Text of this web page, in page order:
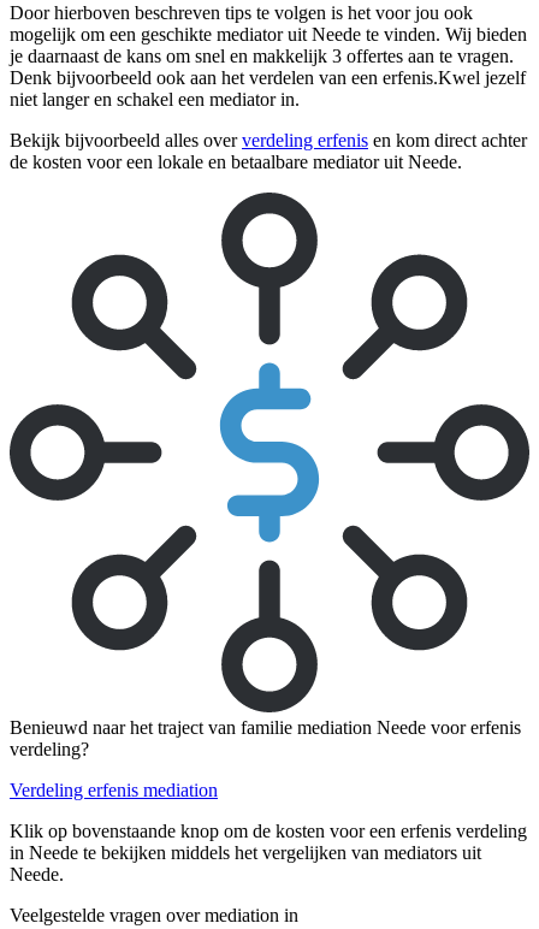
Door hierboven beschreven tips te volgen is het voor jou ook
mogelijk om een geschikte mediator uit Neede te vinden. Wij bieden
je daarnaast de kans om snel en makkelijk 3 offertes aan te vragen.
Denk bijvoorbeeld ook aan het verdelen van een erfenis.Kwel jezelf
niet langer en schakel een mediator in.
Bekijk bijvoorbeeld alles oververdeling erfenis en kom direct achter
de kosten voor een lokale en betaalbare mediator uit Neede.
Benieuwd naar het traject van familie mediation Neede voor erfenis
verdeling?
Verdeling erfenis mediation
Klik op bovenstaande knop om de kosten voor een erfenis verdeling
in Neede te bekijken middels het vergelijken van mediators uit
Neede.
Veelgestelde vragen over mediation in